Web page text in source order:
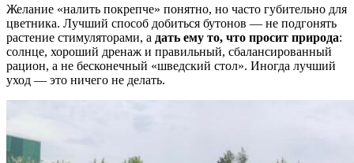
Желание «налить покрепче» понятно, но часто губительно для
цветника. Лучший способ добиться бутонов — не подгонять
растение стимуляторами, а дать ему то, что просит природа:
солнце, хороший дренаж и правильный, сбалансированный
рацион, а не бесконечный «шведский стол». Иногда лучший
уход — это ничего не делать.